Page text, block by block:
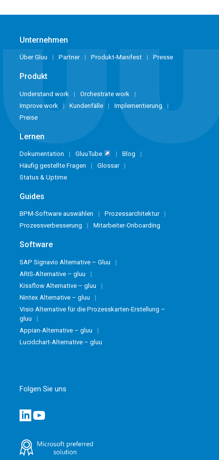
Unternehmen
Über Gluu Partner Produkt-Manifest Presse
Produkt
Understand work
Orchestrate work
Improve work
Kundenfälle
Implementierung
Preise
Lernen
Dokumentation GluuTube
Blog
Häufig gestellte Fragen
Glossar
Status & Uptime
Guides
BPM-Software auswählen
Prozessarchitektur
Prozessverbesserung
Mitarbeiter-Onboarding
Software
SAP Signavio Alternative – Gluu
ARIS-Alternative – gluu
Kissflow Alternative – gluu
Nintex Alternative – gluu
Visio Alternative für die Prozesskarten-Erstellung –
gluu
Appian-Alternative – gluu
Lucidchart-Alternative – gluu
Folgen Sie uns